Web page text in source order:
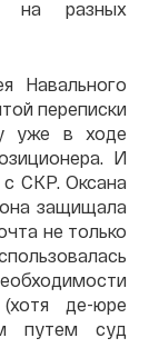
на разных
Навального
переписки
уже в ходе
И
с СКР. Оксана
она защищала
не только
де-юре
путем суд